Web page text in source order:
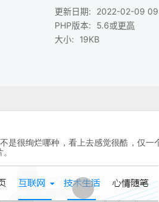
更新日期: 2022-02-09
PHP版本: 5.6或更高
大小: 19KB
是很绚烂哪种，看上去感觉很酷，仅一